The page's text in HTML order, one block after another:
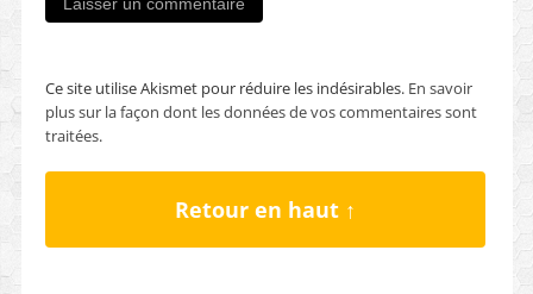
Ce site utilise Akismet pour réduire les indésirables. En savoir
plus sur la façon dont les données de vos commentaires sont
traitées.
Retour en haut ↑